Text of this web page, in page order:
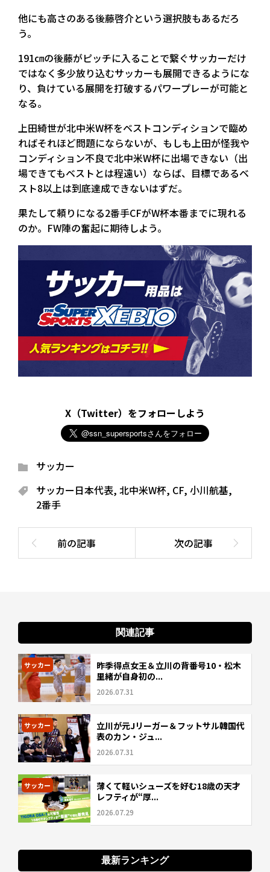
他にも高さのある後藤啓介という選択肢もあるだろ
う。
191㎝の後藤がピッチに入ることで繋ぐサッカーだけ
ではなく多少放り込むサッカーも展開できるようにな
り、負けている展開を打破するパワープレーが可能と
なる。
上田綺世が北中米W杯をベストコンディションで臨め
ればそれほど問題にならないが、もしも上田が怪我や
コンディション不良で北中米W杯に出場できない（出
場できてもベストとは程遠い）ならば、目標であるベ
スト8以上は到底達成できないはずだ。
果たして頼りになる2番手CFがW杯本番までに現れる
のか。FW陣の奮起に期待しよう。
X（Twitter）をフォローしよう
サッカー
サッカー日本代表, 北中米W杯, CF, 小川航基,
2番手
関連記事
サッカー
昨季得点女王＆立川の背番号10・松木
里緒が自身初の...
2026.07.31
サッカー
立川が元Jリーガー＆フットサル韓国代
表のカン・ジュ...
2026.07.31
サッカー
薄くて軽いシューズを好む18歳の天才
レフティが“厚...
2026.07.29
最新ランキング